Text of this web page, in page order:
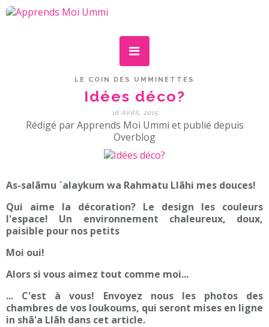
LE COIN DES UMMINETTES
Idées déco?
16 AVRIL 2015
Rédigé par Apprends Moi Ummi et publié depuis
Overblog
As-salãmu `alaykum wa Rahmatu Llãhi mes douces!
Qui aime la décoration? Le design les couleurs
l'espace! Un environnement chaleureux, doux,
paisible pour nos petits
Moi oui!
Alors si vous aimez tout comme moi...
... C'est à vous! Envoyez nous les photos des
chambres de vos loukoums, qui seront mises en ligne
in shã'a Llãh dans cet article.